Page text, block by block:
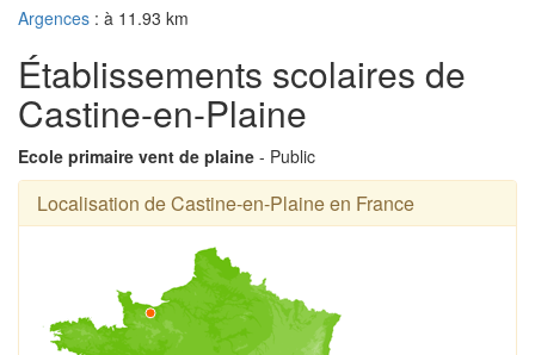
Argences : à 11.93 km
Établissements scolaires de
Castine-en-Plaine
Ecole primaire vent de plaine - Public
Localisation de Castine-en-Plaine en France